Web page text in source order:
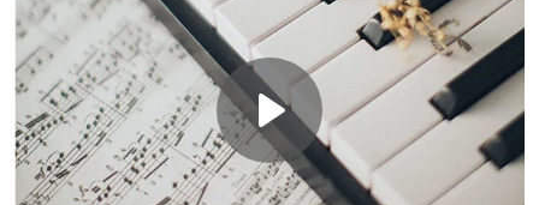
Ты как свет в моем
окне
Лола и Элиана
Кафтановы
#2154
Молитва Иависа
Лола и Элиана
Кафтановы
#2153
Настанет тот день Константин Мотолин #2152